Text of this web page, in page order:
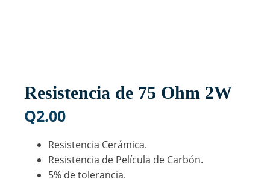
Resistencia de 75 Ohm 2W
Q2.00
Resistencia Cerámica.
Resistencia de Película de Carbón.
5% de tolerancia.